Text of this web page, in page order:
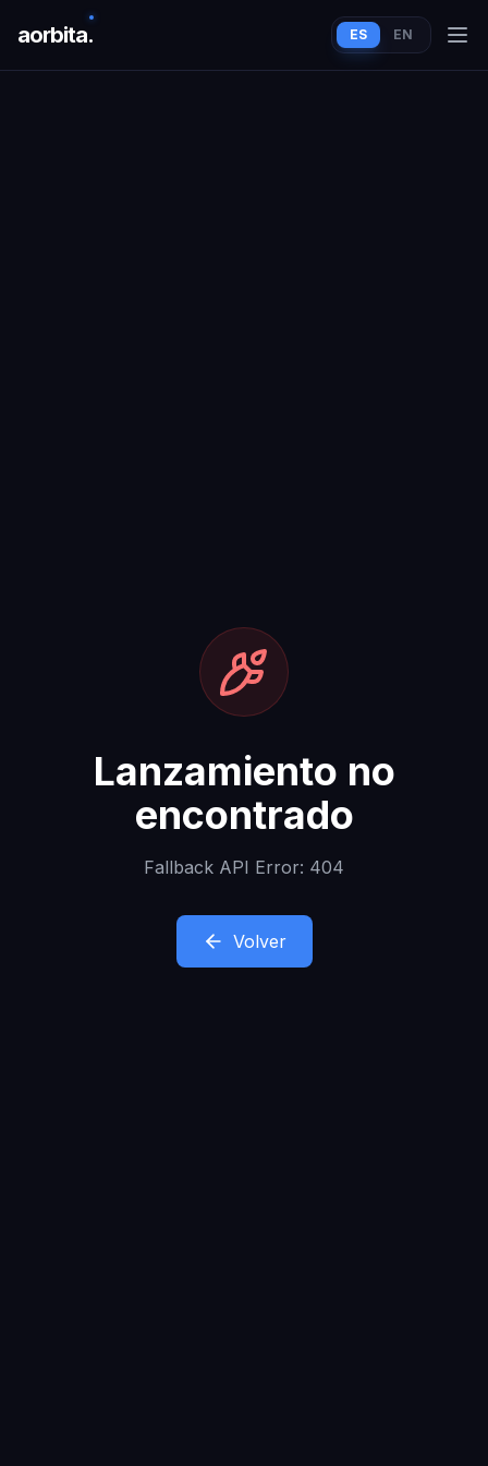
aorbita. ES EN
Lanzamiento no
encontrado
Fallback API Error: 404
Volver